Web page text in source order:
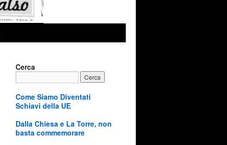
Cerca
Come Siamo Diventati
Schiavi della UE
Dalla Chiesa e La Torre, non
basta commemorare